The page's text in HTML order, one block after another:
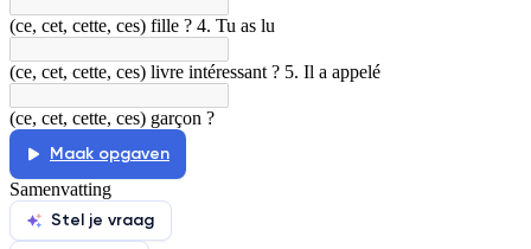
(ce, cet, cette, ces) fille ? 4. Tu as lu
(ce, cet, cette, ces) livre intéressant ? 5. Il a appelé
(ce, cet, cette, ces) garçon ?
Maak opgaven
Samenvatting
Stel je vraag